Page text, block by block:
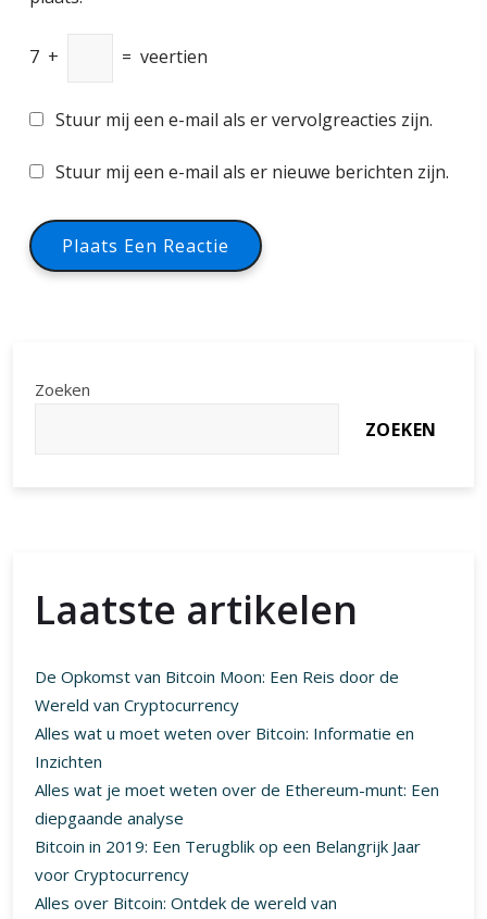
7 + = veertien
Stuur mij een e-mail als er vervolgreacties zijn.
Stuur mij een e-mail als er nieuwe berichten zijn.
Zoeken
ZOEKEN
Laatste artikelen
De Opkomst van Bitcoin Moon: Een Reis door de
Wereld van Cryptocurrency
Alles wat u moet weten over Bitcoin: Informatie en
Inzichten
Alles wat je moet weten over de Ethereum-munt: Een
diepgaande analyse
Bitcoin in 2019: Een Terugblik op een Belangrijk Jaar
voor Cryptocurrency
Alles over Bitcoin: Ontdek de wereld van